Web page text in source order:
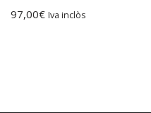
97,00€ Iva inclòs